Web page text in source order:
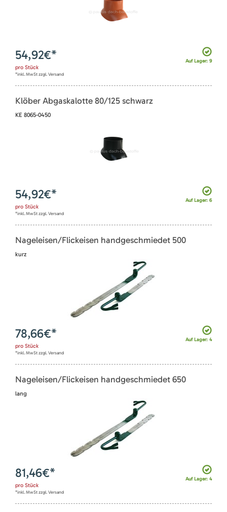
Auf Lager: 9
54,92€*
pro Stück
*inkl. MwSt zzgl. Versand
Klöber Abgaskalotte 80/125 schwarz
KE 8065-0450
Auf Lager: 6
54,92€*
pro Stück
*inkl. MwSt zzgl. Versand
Nageleisen/Flickeisen handgeschmiedet 500
kurz
Auf Lager: 4
78,66€*
pro Stück
*inkl. MwSt zzgl. Versand
Nageleisen/Flickeisen handgeschmiedet 650
lang
Auf Lager: 4
81,46€*
pro Stück
*inkl. MwSt zzgl. Versand